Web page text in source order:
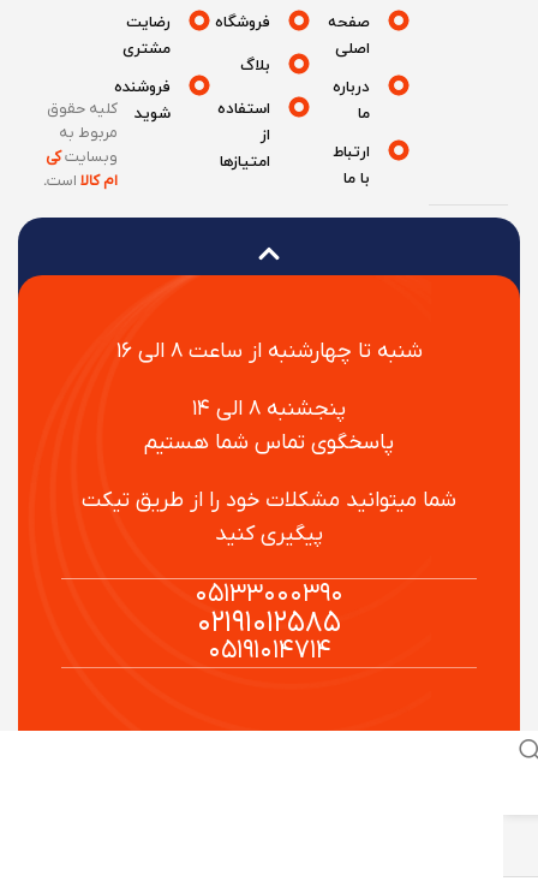
شنبه تا چهارشنبه از ساعت ۸ الی ۱۶
پنجشنبه ۸ الی ۱۴
پاسخگوی تماس شما هستیم
شما میتوانید مشکلات خود را از طریق تیکت
پیگیری کنید
۰۵۱۳۳۰۰۰۳۹۰
۰۲۱۹۱۰۱۲۵۸۵
۰۵۱۹۱۰۱۴۷۱۴
صفحه
درباره
ارتباط
فروشگاه
بلاگ
استفاده
امتیازها
رضایت
مشتری
فروشنده
شوید
کلیه حقوق
مربوط به
وبسایتکی
ام کالااست.